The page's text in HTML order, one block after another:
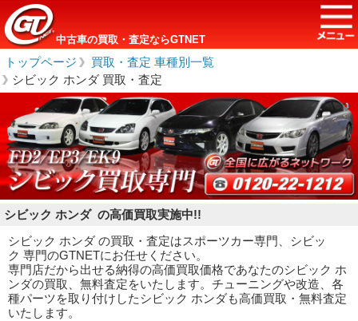
中古車の買取・査定ならGTNET
トップページ ＞
買取・査定 車種別一覧
＞
シビック ホンダ 買取・査定
シビック ホンダ の高価買取実施中!!
シビック ホンダ の買取・査定はスポーツカー専門、シビッ
ク 専門のGTNETにお任せください。
専門店だから出せる納得の高価買取価格であなたのシビック ホ
ンダの買取、無料査定をいたします。チューニングや改造、各
種パーツを取り付けしたシビック ホンダも高価買取・無料査定
いたします。